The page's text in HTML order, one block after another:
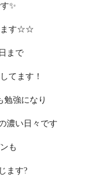
✨
ます☆☆
まで
てます！
勉強になり
濃い日々です
も
ます?